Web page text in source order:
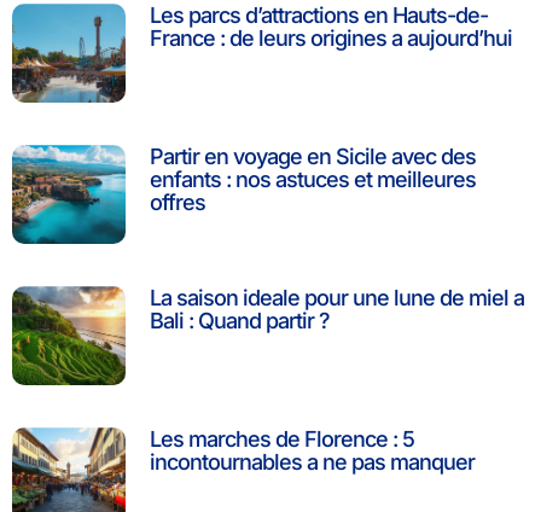
Les parcs d’attractions en Hauts-de-
France : de leurs origines a aujourd’hui
Partir en voyage en Sicile avec des
enfants : nos astuces et meilleures
offres
La saison ideale pour une lune de miel a
Bali : Quand partir ?
Les marches de Florence : 5
incontournables a ne pas manquer